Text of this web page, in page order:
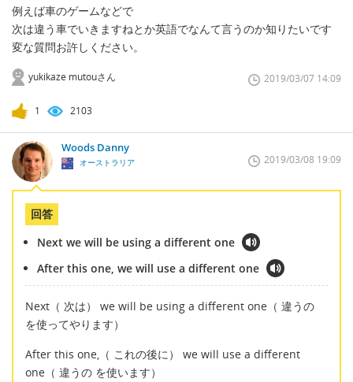
例えば車のゲームなどで
次は違う車でいきますねとか英語でなんて言うのか知りたいです
変な質問お許しください。
yukikaze mutouさん 2019/03/07 14:09
1 2103
Woods Danny
オーストラリア 2019/03/08 19:09
回答
Next we will be using a different one
After this one, we will use a different one
Next（ 次は） we will be using a different one（ 違うの
を使ってやります）
After this one,（ これの後に） we will use a different
one（ 違うの を使います）